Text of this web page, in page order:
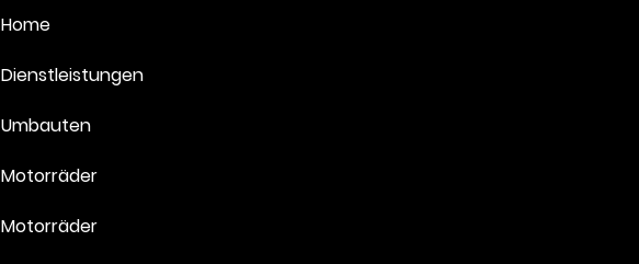
Home
Dienstleistungen
Umbauten
Motorräder
Motorräder